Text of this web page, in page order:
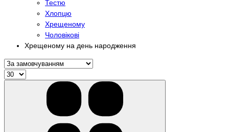
Тестю
Хлопцю
Хрещеному
Чоловікові
Хрещеному на день народження